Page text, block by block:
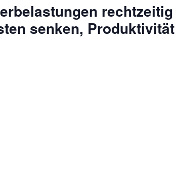
rechtzeitig
senken, Produktivität